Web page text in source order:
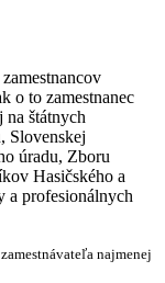
o to zamestnanec
na štátnych
Slovenskej
úradu, Zboru
Hasičského a
a profesionálnych
najmenej